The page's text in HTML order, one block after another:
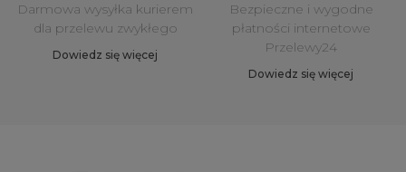
Darmowa wysyłka kurierem
dla przelewu zwykłego
Dowiedz się więcej
Bezpieczne i wygodne
płatności internetowe
Przelewy24
Dowiedz się więcej